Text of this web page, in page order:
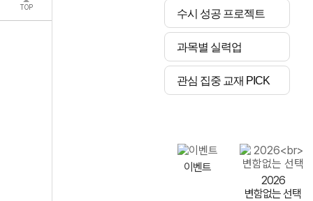
TOP
수시 성공 프로젝트
과목별 실력업
관심 집중 교재 PICK
이벤트
2026
변함없는 선택